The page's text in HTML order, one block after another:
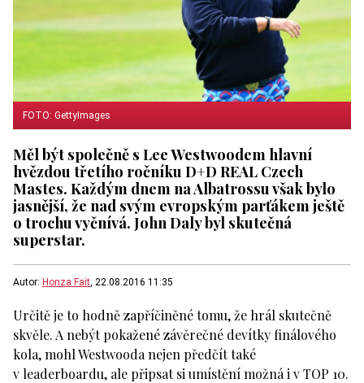
FOTO: GettyImages
Měl být společně s Lee Westwoodem hlavní
hvězdou třetího ročníku D+D REAL Czech
Mastes. Každým dnem na Albatrossu však bylo
jasnější, že nad svým evropským parťákem ještě
o trochu vyčnívá. John Daly byl skutečná
superstar.
Autor: Honza Fait, 22.08.2016 11:35
Určitě je to hodně zapříčiněné tomu, že hrál skutečně
skvěle. A nebýt pokažené závěrečné devítky finálového
kola, mohl Westwooda nejen předčít také
v leaderboardu, ale připsat si umístění možná i v TOP 10.